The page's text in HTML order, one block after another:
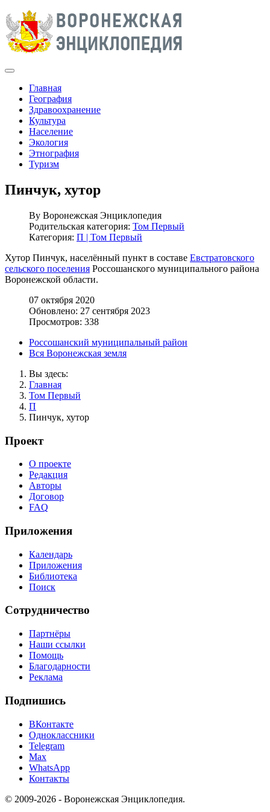
Главная
География
Здравоохранение
Культура
Население
Экология
Этнография
Туризм
Пинчук, хутор
By Воронежская Энциклопедия
Родительская категория: Том Первый
Категория: П | Том Первый
Хутор Пинчук, населённый пункт в составе Евстратовского
сельского поселения Россошанского муниципального района
Воронежской области.
07 октября 2020
Обновлено: 27 сентября 2023
Просмотров: 338
Россошанский муниципальный район
Вся Воронежская земля
Вы здесь:
Главная
Том Первый
П
Пинчук, хутор
Проект
О проекте
Редакция
Авторы
Договор
FAQ
Приложения
Календарь
Приложения
Библиотека
Поиск
Сотрудничество
Партнёры
Наши ссылки
Помощь
Благодарности
Реклама
Подпишись
ВКонтакте
Одноклассники
Telegram
Max
WhatsApp
Контакты
© 2009-2026 - Воронежская Энциклопедия.